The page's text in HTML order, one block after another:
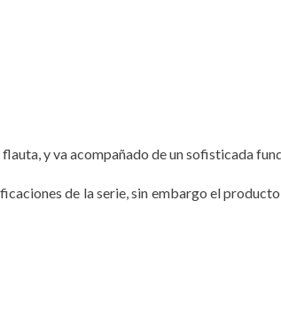
y va acompañado de un sofisticada
de la serie, sin embargo el